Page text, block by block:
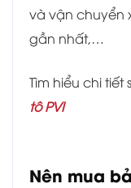
và vận chuyển
gần nhất,…
Tìm hiểu chi
tô PVI
Nên mua